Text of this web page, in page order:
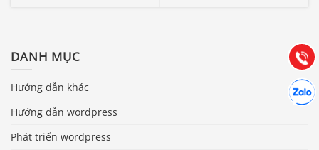
DANH MỤC
Hướng dẫn khác
Hướng dẫn wordpress
Phát triển wordpress
Gọi
(028) 22.166.144
Chát